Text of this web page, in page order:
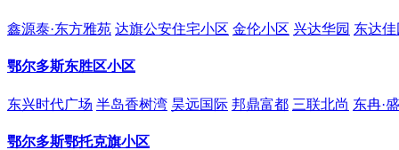
鑫源泰·东方雅苑 达旗公安住宅小区 金伦小区 兴达华园 东达
鄂尔多斯东胜区小区
东兴时代广场 半岛香树湾 昊远国际 邦鼎富都 三联北尚 东冉·
鄂尔多斯鄂托克旗小区